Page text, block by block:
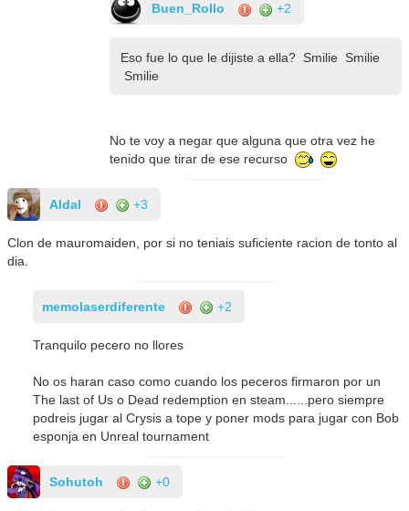
Buen_Rollo +2
Eso fue lo que le dijiste a ella? Smilie Smilie
Smilie
No te voy a negar que alguna que otra vez he
tenido que tirar de ese recurso
Aldal +3
Clon de mauromaiden, por si no teniais suficiente racion de tonto al
dia.
memolaserdiferente +2
Tranquilo pecero no llores
No os haran caso como cuando los peceros firmaron por un
The last of Us o Dead redemption en steam......pero siempre
podreis jugar al Crysis a tope y poner mods para jugar con Bob
esponja en Unreal tournament
Sohutoh +0